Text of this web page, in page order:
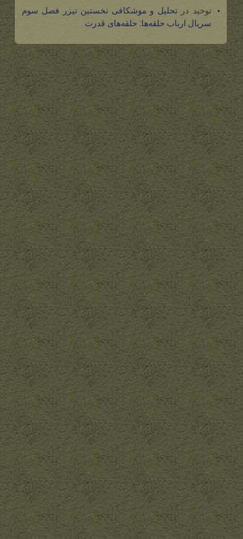
توحید در تحلیل و موشکافی نخستین تیزر فصل سوم
سریال ارباب حلقه‌ها: حلقه‌های قدرت